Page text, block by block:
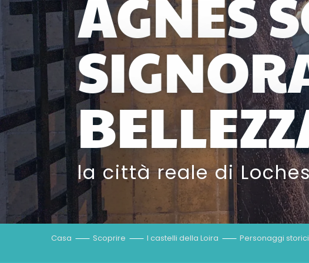
la città reale di
Casa Scoprire I castelli della Loira Personaggi